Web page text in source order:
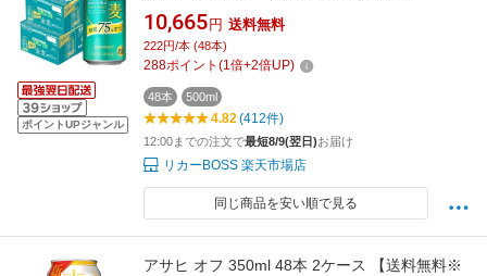
ポイントUPジャンル
500ml×48本(2ケース)【一部地域送料無料対象
外】
10,665 円 送料無料
222円/本 (48本)
288ポイント (1倍+2倍UP)
48本 500ml
4.82(412件)
12:00までの注文で最短8/9(翌日)お届け
リカーBOSS 楽天市場店
同じ商品を安い順で見る
アサヒ オフ 350ml 48本 2ケース 【送料無料※